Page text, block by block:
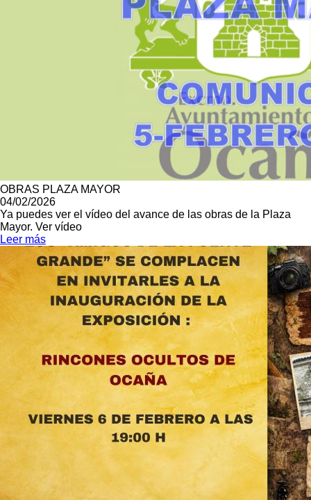
OBRAS PLAZA MAYOR
04/02/2026
Ya puedes ver el vídeo del avance de las obras de la Plaza
Mayor. Ver vídeo
Leer más